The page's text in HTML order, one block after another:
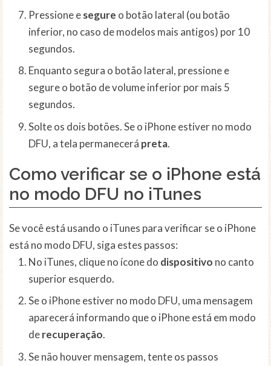
Pressione esegure o botão lateral (ou botão
inferior, no caso de modelos mais antigos) por 10
segundos.
Enquanto segura o botão lateral, pressione e
segure o botão de volume inferior por mais 5
segundos.
Solte os dois botões. Se o iPhone estiver no modo
DFU, a tela permanecerá preta.
Como verificar se o iPhone está
no modo DFU no iTunes
Se você está usando o iTunes para verificar se o iPhone
está no modo DFU, siga estes passos:
No iTunes, clique no ícone do dispositivo no canto
superior esquerdo.
Se o iPhone estiver no modo DFU, uma mensagem
aparecerá informando que o iPhone está em modo
derecuperação.
Se não houver mensagem, tente os passos